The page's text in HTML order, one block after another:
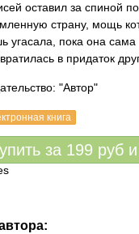
оставил за спиной
страну, мощь
угасала, пока она сама
в придаток
"Автор"
книга
за 199 руб